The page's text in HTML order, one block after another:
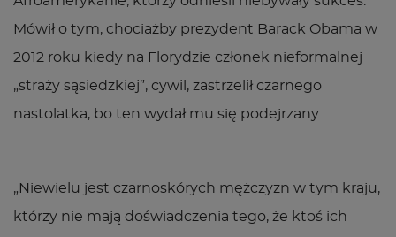
Mówił o tym, chociażby prezydent Barack Obama w
2012 roku kiedy na Florydzie członek nieformalnej
„straży sąsiedzkiej”, cywil, zastrzelił czarnego
nastolatka, bo ten wydał mu się podejrzany:
„Niewielu jest czarnoskórych mężczyzn w tym kraju,
którzy nie mają doświadczenia tego, że ktoś ich